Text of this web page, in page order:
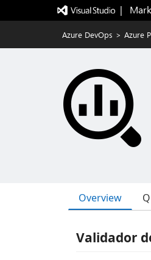
|
Azure DevOps > Azure
Overview
Validador